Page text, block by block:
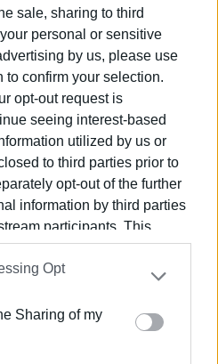
sale, sharing to third
personal or sensitive
by us, please use
to confirm your selection.
opt-out request is
seeing interest-based
utilized by us or
to third parties prior to
opt-out of the further
information by third parties
participants. This
by us to third parties
Participants
that may
third parties.
app uses one or more
gather and store information
Opt
Sharing of my
Ενημέρωση από το
Ειδικεύεται στις
και το
στο